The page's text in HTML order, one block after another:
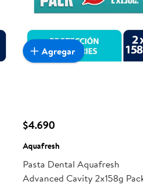
$4.690
Aquafresh
Pasta Dental Aquafresh
Advanced Cavity 2x158g
Agregar